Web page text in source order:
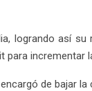
logrando así
para incrementar
de bajar